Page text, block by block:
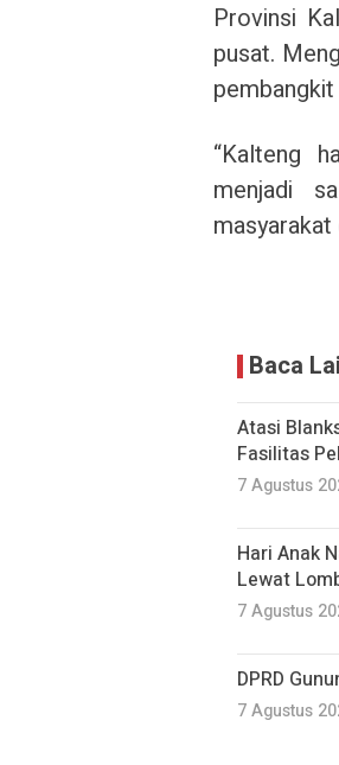
Provinsi
pusat.
“Kalteng
menjadi
Baca
Atasi
Fasilitas
7 Agustus
Hari Anak
Lewat
7 Agustus
DPRD
7 Agustus